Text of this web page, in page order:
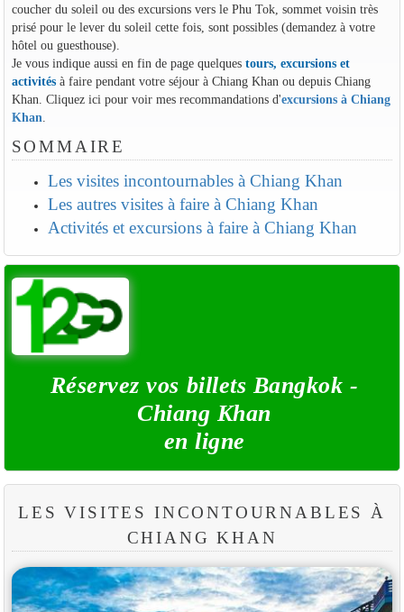
coucher du soleil ou des excursions vers le Phu Tok, sommet voisin très
prisé pour le lever du soleil cette fois, sont possibles (demandez à votre
hôtel ou guesthouse).
Je vous indique aussi en fin de page quelques tours, excursions et
activitésà faire pendant votre séjour à Chiang Khan ou depuis Chiang
Khan. Cliquez ici pour voir mes recommandations d'excursions à Chiang
Khan
SOMMAIRE
Les visites incontournables à Chiang Khan
Les autres visites à faire à Chiang Khan
Activités et excursions à faire à Chiang Khan
Réservez vos billets Bangkok -
Chiang Khan
en ligne
LES VISITES INCONTOURNABLES À
CHIANG KHAN